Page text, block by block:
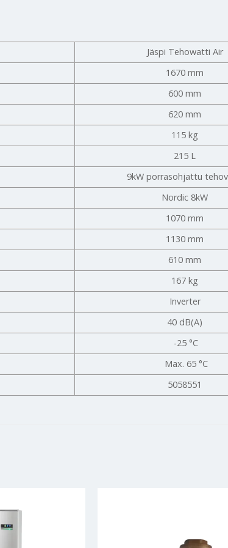
Jäspi Tehowatti Air
1670 mm
600 mm
620 mm
115 kg
215 L
9kW porrasohjattu
Nordic 8kW
1070 mm
1130 mm
610 mm
167 kg
Inverter
40 dB(A)
-25 °C
Max. 65 °C
5058551